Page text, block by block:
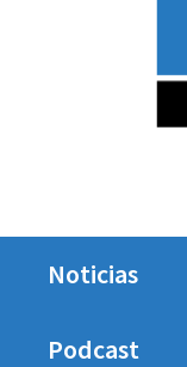
Noticias
Podcast